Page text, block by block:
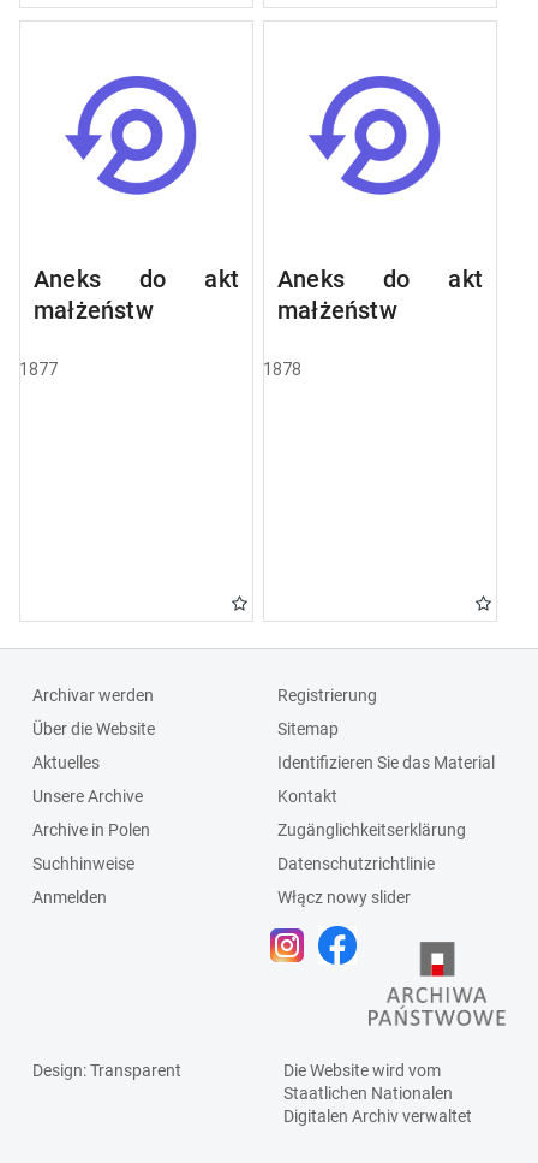
Aneks do akt
małżeństw
1877
Aneks do akt
małżeństw
1878
Archivar werden
Über die Website
Aktuelles
Unsere Archive
Archive in Polen
Suchhinweise
Anmelden
Registrierung
Sitemap
Identifizieren Sie das Material
Kontakt
Zugänglichkeitserklärung
Datenschutzrichtlinie
Włącz nowy slider
Design: Transparent
Die Website wird vom
Staatlichen Nationalen
Digitalen Archivverwaltet